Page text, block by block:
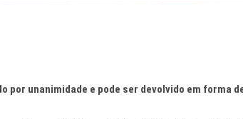
por unanimidade e pode ser devolvido em forma